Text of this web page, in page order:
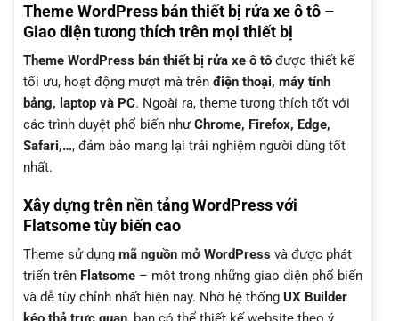
Theme WordPress bán thiết bị rửa xe ô tô –
Giao diện tương thích trên mọi thiết bị
Theme WordPress bán thiết bị rửa xe ô tô được thiết kế
tối ưu, hoạt động mượt mà trên điện thoại, máy tính
bảng, laptop và PC. Ngoài ra, theme tương thích tốt với
các trình duyệt phổ biến nhưChrome, Firefox, Edge,
Safari,…, đảm bảo mang lại trải nghiệm người dùng tốt
nhất.
Xây dựng trên nền tảng WordPress với
Flatsome tùy biến cao
Theme sử dụng mã nguồn mở WordPress và được phát
triển trên Flatsome – một trong những giao diện phổ biến
và dễ tùy chỉnh nhất hiện nay. Nhờ hệ thống UX Builder